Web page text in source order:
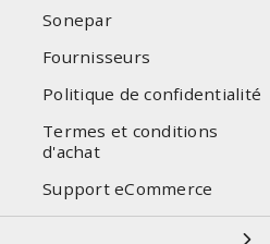
Sonepar
Fournisseurs
Politique de confidentialité
Termes et conditions
d'achat
Support eCommerce